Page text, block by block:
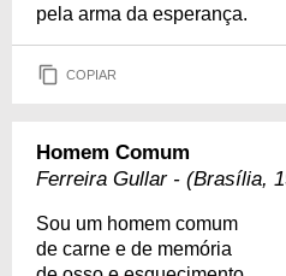
pela arma da esperança.
COPIAR
Homem Comum
Ferreira Gullar - (Brasília,
Sou um homem comum
de carne e de memória